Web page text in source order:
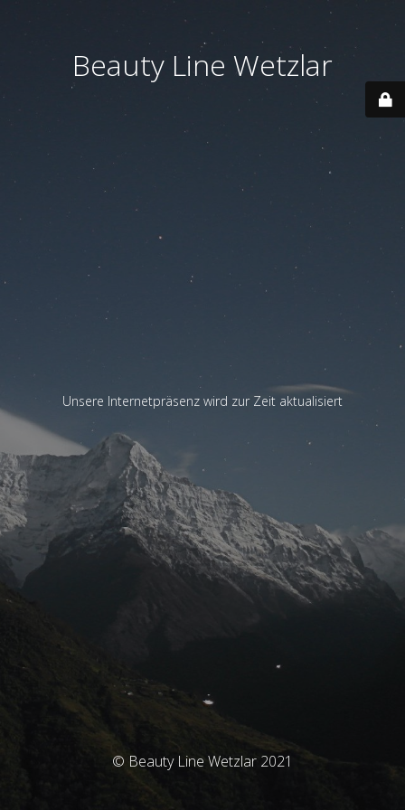
Beauty Line Wetzlar
Unsere Internetpräsenz wird zur Zeit aktualisiert
© Beauty Line Wetzlar 2021